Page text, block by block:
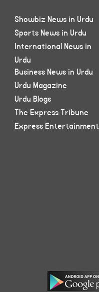
Showbiz News in Urdu
Sports News in Urdu
International News in
Urdu
Business News in Urdu
Urdu Magazine
Urdu Blogs
The Express Tribune
Express Entertainment